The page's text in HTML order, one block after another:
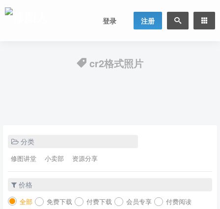
登录 注册
cr2格式照片
分类
修图讲堂 小卖部 资源分享
价格
全部 免费下载 付费下载 会员专享
付费阅读